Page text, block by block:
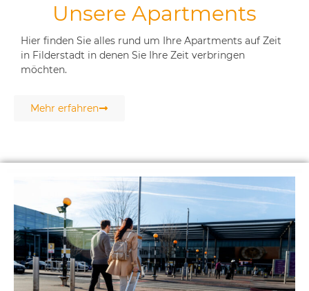
Unsere Apartments
Hier finden Sie alles rund um Ihre Apartments auf Zeit
in Filderstadt in denen Sie Ihre Zeit verbringen
möchten.
Mehr erfahren